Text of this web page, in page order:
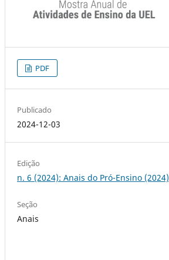
PDF
Publicado
2024-12-03
Edição
n. 6 (2024): Anais do Pró-Ensino (2024)
Seção
Anais